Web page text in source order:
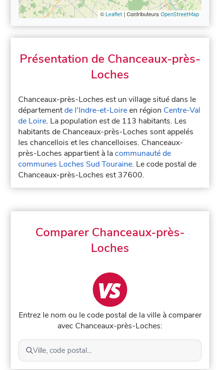
© Leaflet| Contributeurs OpenStreetMap
Présentation de Chanceaux-près-
Loches
Chanceaux-près-Loches est un village situé dans le
départementde l'Indre-et-Loireen région Centre-Val
de Loire. La population est de 113 habitants. Les
habitants de Chanceaux-près-Loches sont appelés
les chancellois et les chancelloises. Chanceaux-
près-Loches appartient à lacommunauté de
communes Loches Sud Touraine. Le code postal de
Chanceaux-près-Loches est 37600.
Comparer Chanceaux-près-
Loches
Entrez le nom ou le code postal de la ville à comparer
avec Chanceaux-près-Loches:
Ville, code postal...